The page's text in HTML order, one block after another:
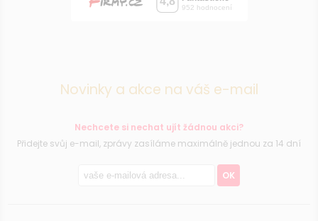
Novinky a akce na váš e-mail
Nechcete si nechat ujít žádnou akci?
Přidejte svůj e-mail, zprávy zasíláme maximálně jednou za 14 dní
OK